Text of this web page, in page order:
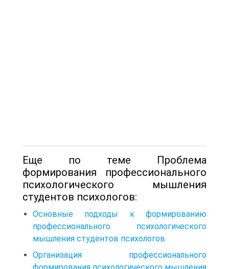
Еще по теме Проблема
формирования профессионального
психологического мышления
студентов психологов:
Основные подходы к формированию
профессионального психологического
мышления студентов психологов
Организация профессионального